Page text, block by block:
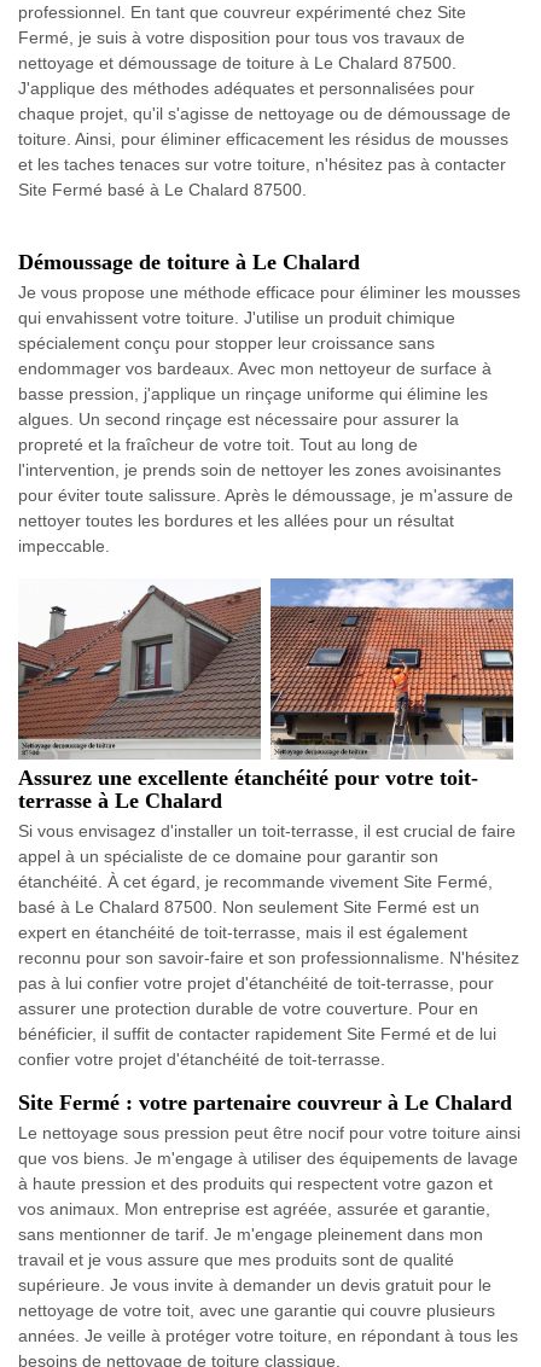
professionnel. En tant que couvreur expérimenté chez Site
Fermé, je suis à votre disposition pour tous vos travaux de
nettoyage et démoussage de toiture à Le Chalard 87500.
J'applique des méthodes adéquates et personnalisées pour
chaque projet, qu'il s'agisse de nettoyage ou de démoussage de
toiture. Ainsi, pour éliminer efficacement les résidus de mousses
et les taches tenaces sur votre toiture, n'hésitez pas à contacter
Site Fermé basé à Le Chalard 87500.
Démoussage de toiture à Le Chalard
Je vous propose une méthode efficace pour éliminer les mousses
qui envahissent votre toiture. J'utilise un produit chimique
spécialement conçu pour stopper leur croissance sans
endommager vos bardeaux. Avec mon nettoyeur de surface à
basse pression, j'applique un rinçage uniforme qui élimine les
algues. Un second rinçage est nécessaire pour assurer la
propreté et la fraîcheur de votre toit. Tout au long de
l'intervention, je prends soin de nettoyer les zones avoisinantes
pour éviter toute salissure. Après le démoussage, je m'assure de
nettoyer toutes les bordures et les allées pour un résultat
impeccable.
Assurez une excellente étanchéité pour votre toit-
terrasse à Le Chalard
Si vous envisagez d'installer un toit-terrasse, il est crucial de faire
appel à un spécialiste de ce domaine pour garantir son
étanchéité. À cet égard, je recommande vivement Site Fermé,
basé à Le Chalard 87500. Non seulement Site Fermé est un
expert en étanchéité de toit-terrasse, mais il est également
reconnu pour son savoir-faire et son professionnalisme. N'hésitez
pas à lui confier votre projet d'étanchéité de toit-terrasse, pour
assurer une protection durable de votre couverture. Pour en
bénéficier, il suffit de contacter rapidement Site Fermé et de lui
confier votre projet d'étanchéité de toit-terrasse.
Site Fermé : votre partenaire couvreur à Le Chalard
Le nettoyage sous pression peut être nocif pour votre toiture ainsi
que vos biens. Je m'engage à utiliser des équipements de lavage
à haute pression et des produits qui respectent votre gazon et
vos animaux. Mon entreprise est agréée, assurée et garantie,
sans mentionner de tarif. Je m'engage pleinement dans mon
travail et je vous assure que mes produits sont de qualité
supérieure. Je vous invite à demander un devis gratuit pour le
nettoyage de votre toit, avec une garantie qui couvre plusieurs
années. Je veille à protéger votre toiture, en répondant à tous les
besoins de nettoyage de toiture classique.